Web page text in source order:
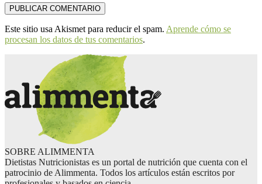
Este sitio usa Akismet para reducir el spam. Aprende cómo se
procesan los datos de tus comentarios.
SOBRE ALIMMENTA
Dietistas Nutricionistas es un portal de nutrición que cuenta con el
patrocinio de Alimmenta. Todos los artículos están escritos por